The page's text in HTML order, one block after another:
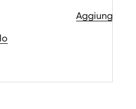
missing: Aggiungi al